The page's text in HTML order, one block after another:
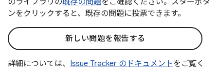
のライブラリの既存の問題をご確認ください。スターボタ
ンをクリックすると、既存の問題に投票できます。
新しい問題を報告する
詳細については、 Issue Tracker のドキュメントをご覧く